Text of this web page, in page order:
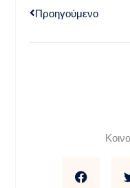
Προηγούμενο